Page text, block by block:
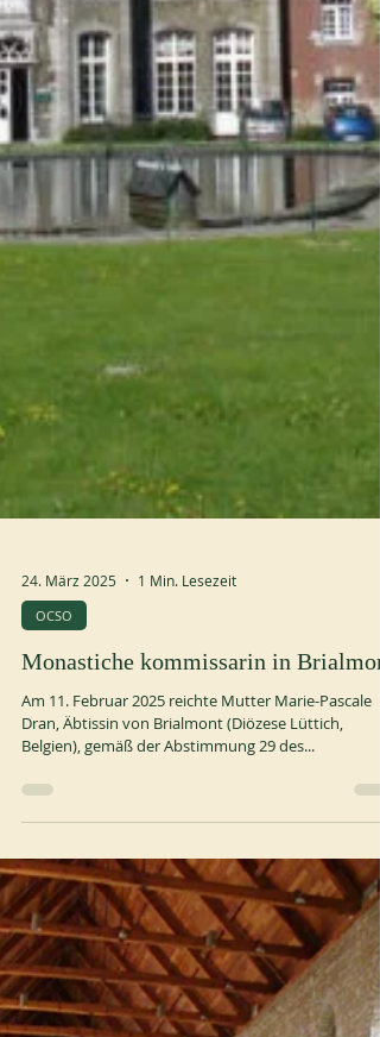
24. März 2025 1 Min. Lesezeit
OCSO
Monastiche kommissarin in
Am 11. Februar 2025 reichte Mutter Marie-Pascale
Dran, Äbtissin von Brialmont (Diözese Lüttich,